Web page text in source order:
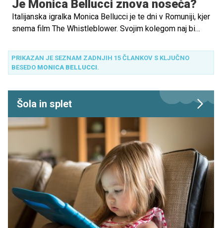
Je Monica Bellucci znova noseča?
Italijanska igralka Monica Bellucci je te dni v Romuniji, kjer
snema film The Whistleblower. Svojim kolegom naj bi
PRIKAZAN JE SEZNAM ZADNJIH 15 ČLANKOV S KLJUČNO
BESEDO MONICA BELLUCCI.
Šola in splet